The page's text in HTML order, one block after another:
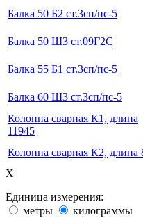
Балка 50 Б2 ст.3сп/пс-5
Балка 50 Ш3 ст.09Г2С
Балка 55 Б1 ст.3сп/пс-5
Балка 60 Ш3 ст.3сп/пс-5
Колонна сварная К1, длина
11945
Колонна сварная К2, длина
X
Единица измерения:
метры
килограммы